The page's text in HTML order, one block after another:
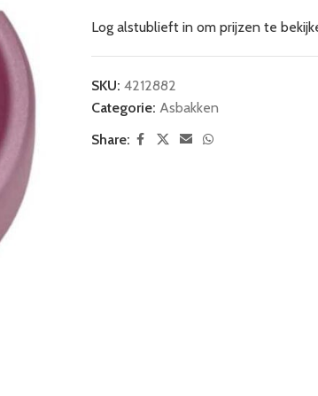
Log alstublieft in om prijzen te
SKU: 4212882
Categorie: Asbakken
Share: